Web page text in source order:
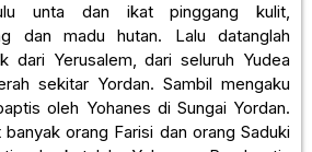
unta dan ikat pinggang kulit,
dan madu hutan. Lalu datanglah
dari Yerusalem, dari seluruh Yudea
sekitar Yordan. Sambil mengaku
oleh Yohanes di Sungai Yordan.
orang Farisi dan orang Saduki